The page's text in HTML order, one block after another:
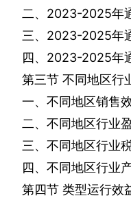
二、 2023-2025年
三、 2023-2025年
四、 2023-2025年
第三节 不同地区行
一、不同地区销售
二、不同地区行业
三、不同地区行业
四、不同地区行业
第四节 类型运行效